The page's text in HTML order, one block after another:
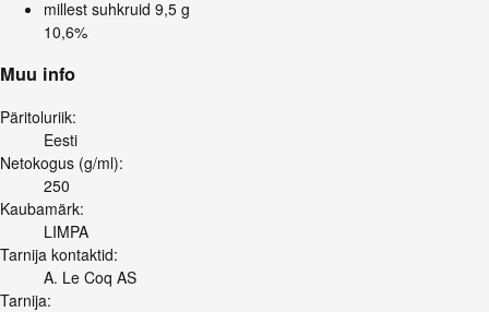
millest suhkruid 9,5 g
10,6%
Muu info
Päritoluriik:
Eesti
Netokogus (g/ml):
250
Kaubamärk:
LIMPA
Tarnija kontaktid:
A. Le Coq AS
Tarnija: